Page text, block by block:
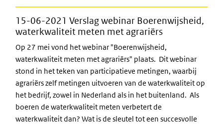
15-06-2021 Verslag webinar Boerenwijsheid,
waterkwaliteit meten met agrariërs
Op 27 mei vond het webinar "Boerenwijsheid,
waterkwaliteit meten met agrariërs" plaats. Dit webinar
stond in het teken van participatieve metingen, waarbij
agrariërs zelf metingen uitvoeren van de waterkwaliteit op
het bedrijf, zowel in Nederland als in het buitenland. Als
boeren de waterkwaliteit meten verbetert de
waterkwaliteit dan? Wat is de sleutel tot een succesvolle